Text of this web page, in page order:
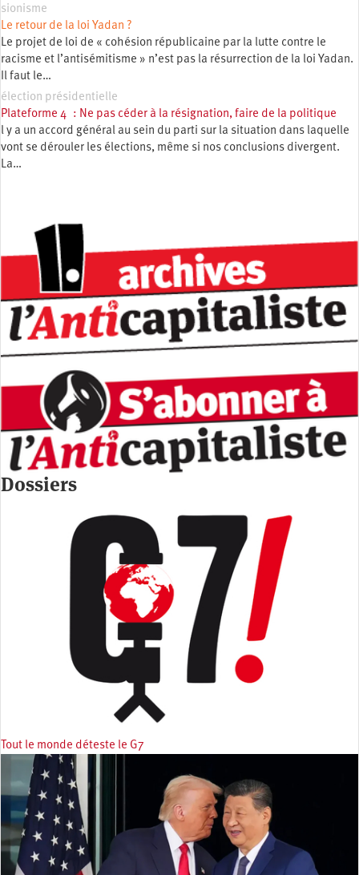
sionisme
Le retour de la loi Yadan ?
Le projet de loi de « cohésion républicaine par la lutte contre le
racisme et l’antisémitisme » n’est pas la résurrection de la loi Yadan.
Il faut le…
élection présidentielle
Plateforme 4 : Ne pas céder à la résignation, faire de la politique
l y a un accord général au sein du parti sur la situation dans laquelle
vont se dérouler les élections, même si nos conclusions divergent.
La…
Dossiers
Tout le monde déteste le G7